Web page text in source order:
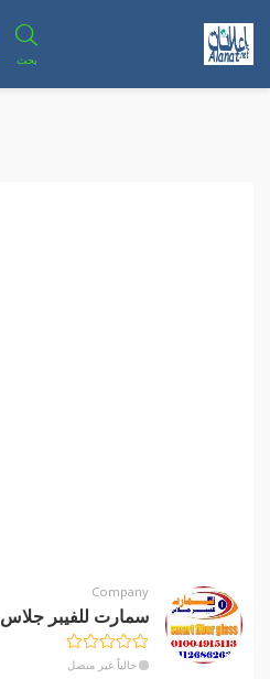
بحث
Company
سمارت للفيبر جلاس
حالياً غير متصل